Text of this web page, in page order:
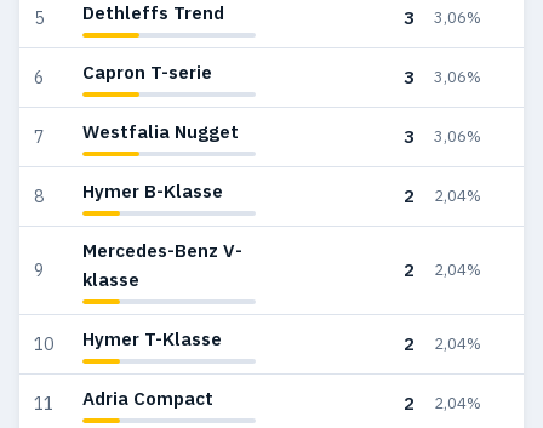
5 Dethleffs Trend 3 3,06%
6 Capron T-serie 3 3,06%
7 Westfalia Nugget 3 3,06%
8 Hymer B-Klasse 2 2,04%
9
Mercedes-Benz V-
klasse
2 2,04%
10 Hymer T-Klasse 2 2,04%
11 Adria Compact 2 2,04%